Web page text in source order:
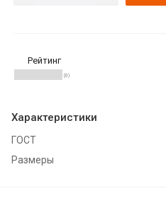
Рейтинг
(0)
Характеристики
ГОСТ
Размеры